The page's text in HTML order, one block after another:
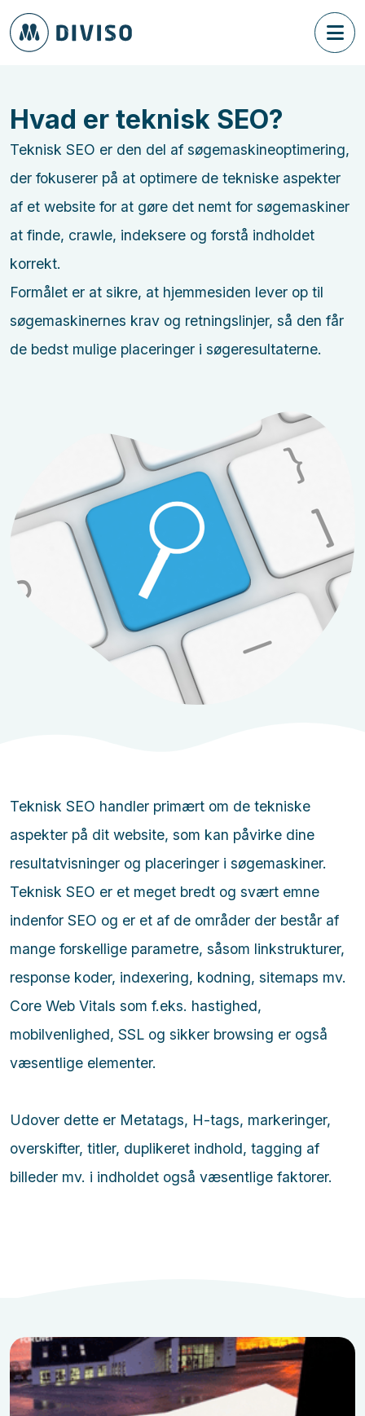
Hvad er teknisk SEO?
Teknisk SEO er den del af søgemaskineoptimering,
der fokuserer på at optimere de tekniske aspekter
af et website for at gøre det nemt for søgemaskiner
at finde, crawle, indeksere og forstå indholdet
korrekt.
Formålet er at sikre, at hjemmesiden lever op til
søgemaskinernes krav og retningslinjer, så den får
de bedst mulige placeringer i søgeresultaterne.
Teknisk SEO handler primært om de tekniske
aspekter på dit website, som kan påvirke dine
resultatvisninger og placeringer i søgemaskiner.
Teknisk SEO er et meget bredt og svært emne
indenfor SEO og er et af de områder der består af
mange forskellige parametre, såsom linkstrukturer,
response koder, indexering, kodning, sitemaps mv.
Core Web Vitals som f.eks. hastighed,
mobilvenlighed, SSL og sikker browsing er også
væsentlige elementer.
Udover dette er Metatags, H-tags, markeringer,
overskifter, titler, duplikeret indhold, tagging af
billeder mv. i indholdet også væsentlige faktorer.